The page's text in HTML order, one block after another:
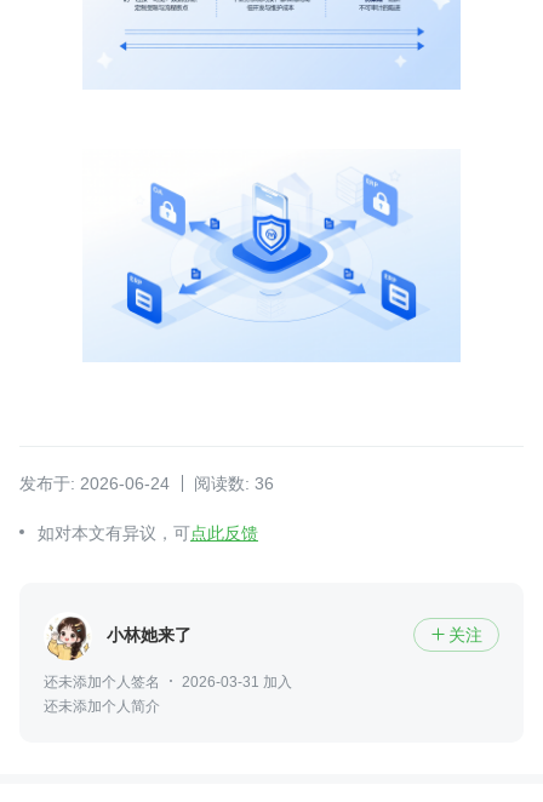
发布于: 2026-06-24 阅读数: 36
如对本文有异议，可点此反馈
小林她来了  关注
还未添加个人签名
2026-03-31 加入
还未添加个人简介